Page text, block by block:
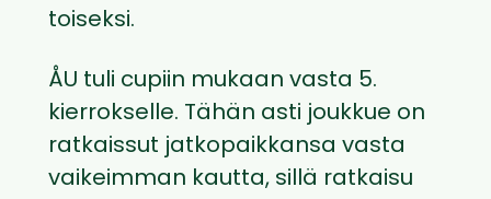
toiseksi.
ÅU tuli cupiin mukaan vasta 5.
kierrokselle. Tähän asti joukkue on
ratkaissut jatkopaikkansa vasta
vaikeimman kautta, sillä ratkaisu